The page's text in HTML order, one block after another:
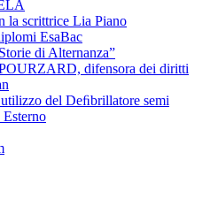
la scrittrice Lia Piano
EsaBac
di Alternanza”
difensora dei diritti
del Deﬁbrillatore semi